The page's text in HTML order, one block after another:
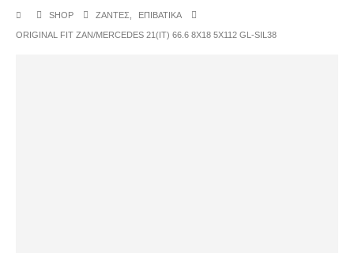
SHOP ΖΆΝΤΕΣ ΕΠΙΒΑΤΙΚΑ
ORIGINAL FIT ZAN/MERCEDES 21(IT) 66.6 8X18 5X112 GL-SIL38